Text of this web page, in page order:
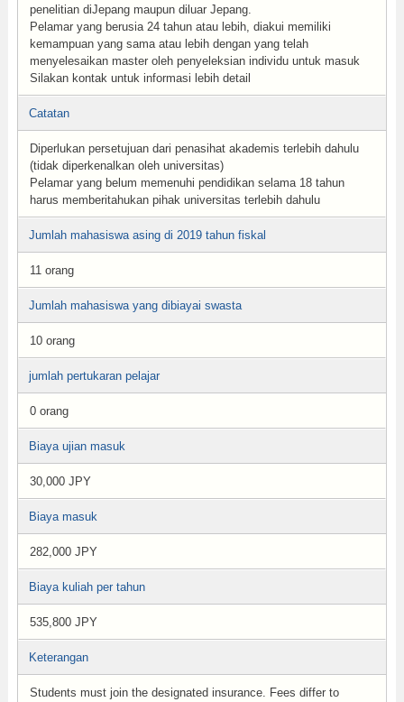
penelitian diJepang maupun diluar Jepang.
Pelamar yang berusia 24 tahun atau lebih, diakui memiliki
kemampuan yang sama atau lebih dengan yang telah
menyelesaikan master oleh penyeleksian individu untuk masuk
Silakan kontak untuk informasi lebih detail
Catatan
Diperlukan persetujuan dari penasihat akademis terlebih dahulu
(tidak diperkenalkan oleh universitas)
Pelamar yang belum memenuhi pendidikan selama 18 tahun
harus memberitahukan pihak universitas terlebih dahulu
Jumlah mahasiswa asing di 2019 tahun fiskal
11 orang
Jumlah mahasiswa yang dibiayai swasta
10 orang
jumlah pertukaran pelajar
0 orang
Biaya ujian masuk
30,000 JPY
Biaya masuk
282,000 JPY
Biaya kuliah per tahun
535,800 JPY
Keterangan
Students must join the designated insurance. Fees differ to